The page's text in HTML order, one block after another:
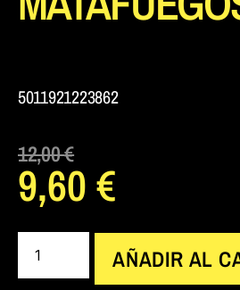
5011921223862
12,00€
9,60€
AÑADIR AL